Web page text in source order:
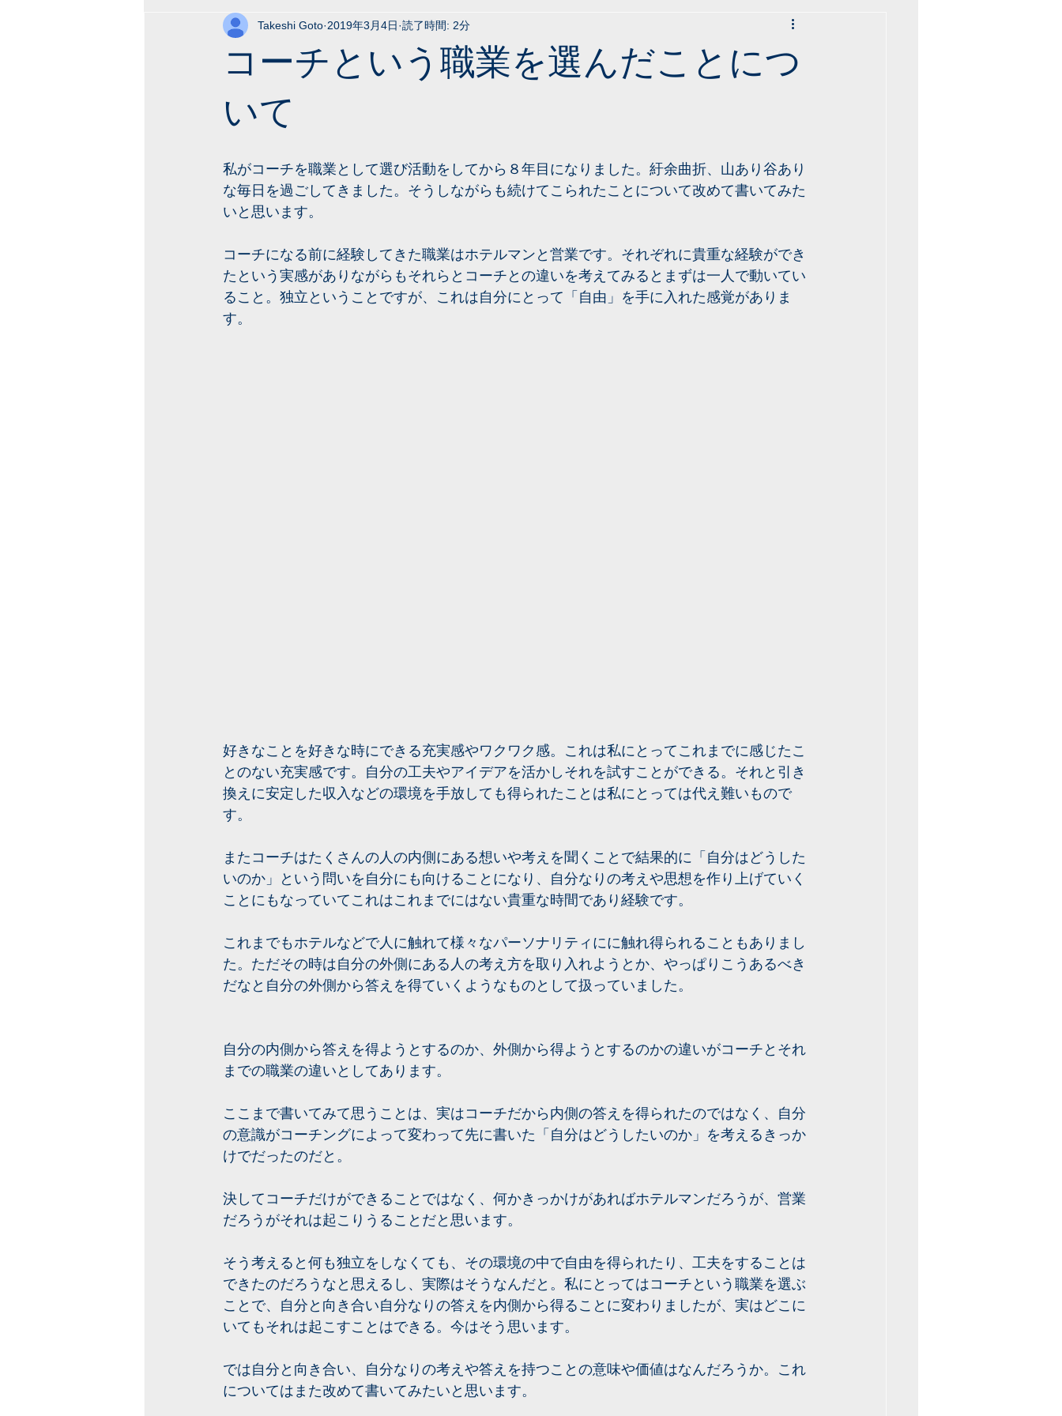
コーチという職業を選んだことにつ
いて
Takeshi Goto 2019年3月4日 読了時間: 2分
私がコーチを職業として選び活動をしてから８年目になりました。紆余曲折、山あり谷あり
な毎日を過ごしてきました。そうしながらも続けてこられたことについて改めて書いてみた
いと思います。
コーチになる前に経験してきた職業はホテルマンと営業です。それぞれに貴重な経験ができ
たという実感がありながらもそれらとコーチとの違いを考えてみるとまずは一人で動いてい
ること。独立ということですが、これは自分にとって「自由」を手に入れた感覚がありま
す。
好きなことを好きな時にできる充実感やワクワク感。これは私にとってこれまでに感じたこ
とのない充実感です。自分の工夫やアイデアを活かしそれを試すことができる。それと引き
換えに安定した収入などの環境を手放しても得られたことは私にとっては代え難いもので
す。
またコーチはたくさんの人の内側にある想いや考えを聞くことで結果的に「自分はどうした
いのか」という問いを自分にも向けることになり、自分なりの考えや思想を作り上げていく
ことにもなっていてこれはこれまでにはない貴重な時間であり経験です。
これまでもホテルなどで人に触れて様々なパーソナリティにに触れ得られることもありまし
た。ただその時は自分の外側にある人の考え方を取り入れようとか、やっぱりこうあるべき
だなと自分の外側から答えを得ていくようなものとして扱っていました。
自分の内側から答えを得ようとするのか、外側から得ようとするのかの違いがコーチとそれ
までの職業の違いとしてあります。
ここまで書いてみて思うことは、実はコーチだから内側の答えを得られたのではなく、自分
の意識がコーチングによって変わって先に書いた「自分はどうしたいのか」を考えるきっか
けでだったのだと。
決してコーチだけができることではなく、何かきっかけがあればホテルマンだろうが、営業
だろうがそれは起こりうることだと思います。
そう考えると何も独立をしなくても、その環境の中で自由を得られたり、工夫をすることは
できたのだろうなと思えるし、実際はそうなんだと。私にとってはコーチという職業を選ぶ
ことで、自分と向き合い自分なりの答えを内側から得ることに変わりましたが、実はどこに
いてもそれは起こすことはできる。今はそう思います。
では自分と向き合い、自分なりの考えや答えを持つことの意味や価値はなんだろうか。これ
についてはまた改めて書いてみたいと思います。